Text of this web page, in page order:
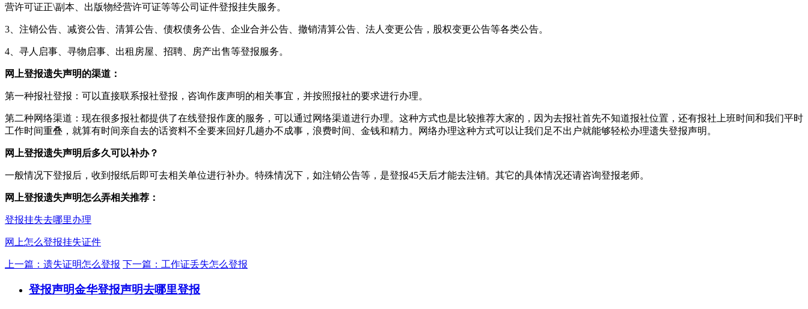
营许可证正\副本、出版物经营许可证等等公司证件登报挂失服务。
3、注销公告、减资公告、清算公告、债权债务公告、企业合并公告、撤销清算公告、法人变更公告，股权变更公告等各类公告。
4、寻人启事、寻物启事、出租房屋、招聘、房产出售等登报服务。
网上登报遗失声明的渠道：
第一种报社登报：可以直接联系报社登报，咨询作废声明的相关事宜，并按照报社的要求进行办理。
第二种网络渠道：现在很多报社都提供了在线登报作废的服务，可以通过网络渠道进行办理。这种方式也是比较推荐大家的，因为去报社首先不知道报社位置，还有报社上班时间和我们平时
工作时间重叠，就算有时间亲自去的话资料不全要来回好几趟办不成事，浪费时间、金钱和精力。网络办理这种方式可以让我们足不出户就能够轻松办理遗失登报声明。
网上登报遗失声明后多久可以补办？
一般情况下登报后，收到报纸后即可去相关单位进行补办。特殊情况下，如注销公告等，是登报45天后才能去注销。其它的具体情况还请咨询登报老师。
网上登报遗失声明怎么弄相关推荐：
登报挂失去哪里办理
网上怎么登报挂失证件
上一篇：遗失证明怎么登报 下一篇：工作证丢失怎么登报
登报声明金华登报声明去哪里登报